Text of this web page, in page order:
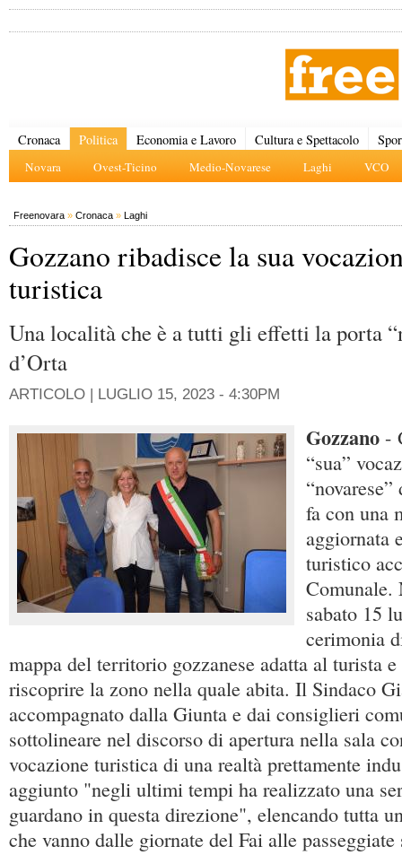
Cronaca Politica
Novara Ovest-Ticino Medio-Novarese Laghi VCO
Economia e Lavoro Cultura e Spettacolo
Freenovara » Cronaca » Laghi
Gozzano ribadisce la sua
turistica
Una località che è a tutti gli effetti la porta
d’Orta
ARTICOLO | LUGLIO 15, 2023 - 4:30PM
Gozzano -
“sua”
fa con una
aggiornata
turistico
Comunale.
sabato 15
cerimonia
mappa del territorio gozzanese adatta al turista
riscoprire la zono nella quale abita. Il Sindaco
accompagnato dalla Giunta e dai consiglieri
sottolineare nel discorso di apertura nella sala
vocazione turistica di una realtà prettamente
aggiunto "negli ultimi tempi ha realizzato una
guardano in questa direzione", elencando tutta
che vanno dalle giornate del Fai alle